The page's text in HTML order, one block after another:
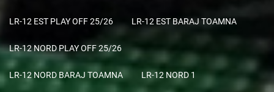
LR-12 EST PLAY OFF 25/26 LR-12 EST BARAJ TOAMNA
LR-12 NORD PLAY OFF 25/26
LR-12 NORD BARAJ TOAMNA LR-12 NORD 1